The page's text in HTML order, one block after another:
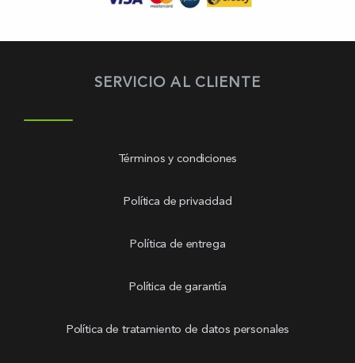
SERVICIO AL CLIENTE
Términos y condiciones
Política de privacidad
Política de entrega
Política de garantía
Política de tratamiento de datos personales